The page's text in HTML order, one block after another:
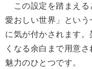
この設定を踏まえる
愛おしい世界」とい
に気が付かされます
くなる余白まで用意
魅力のひとつです。